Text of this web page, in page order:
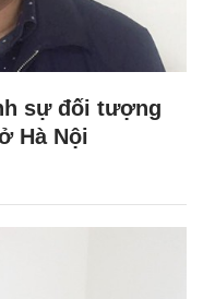
sự đối tượng
Hà Nội